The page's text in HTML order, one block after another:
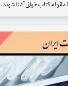
کتاب‌خوانی آشنا